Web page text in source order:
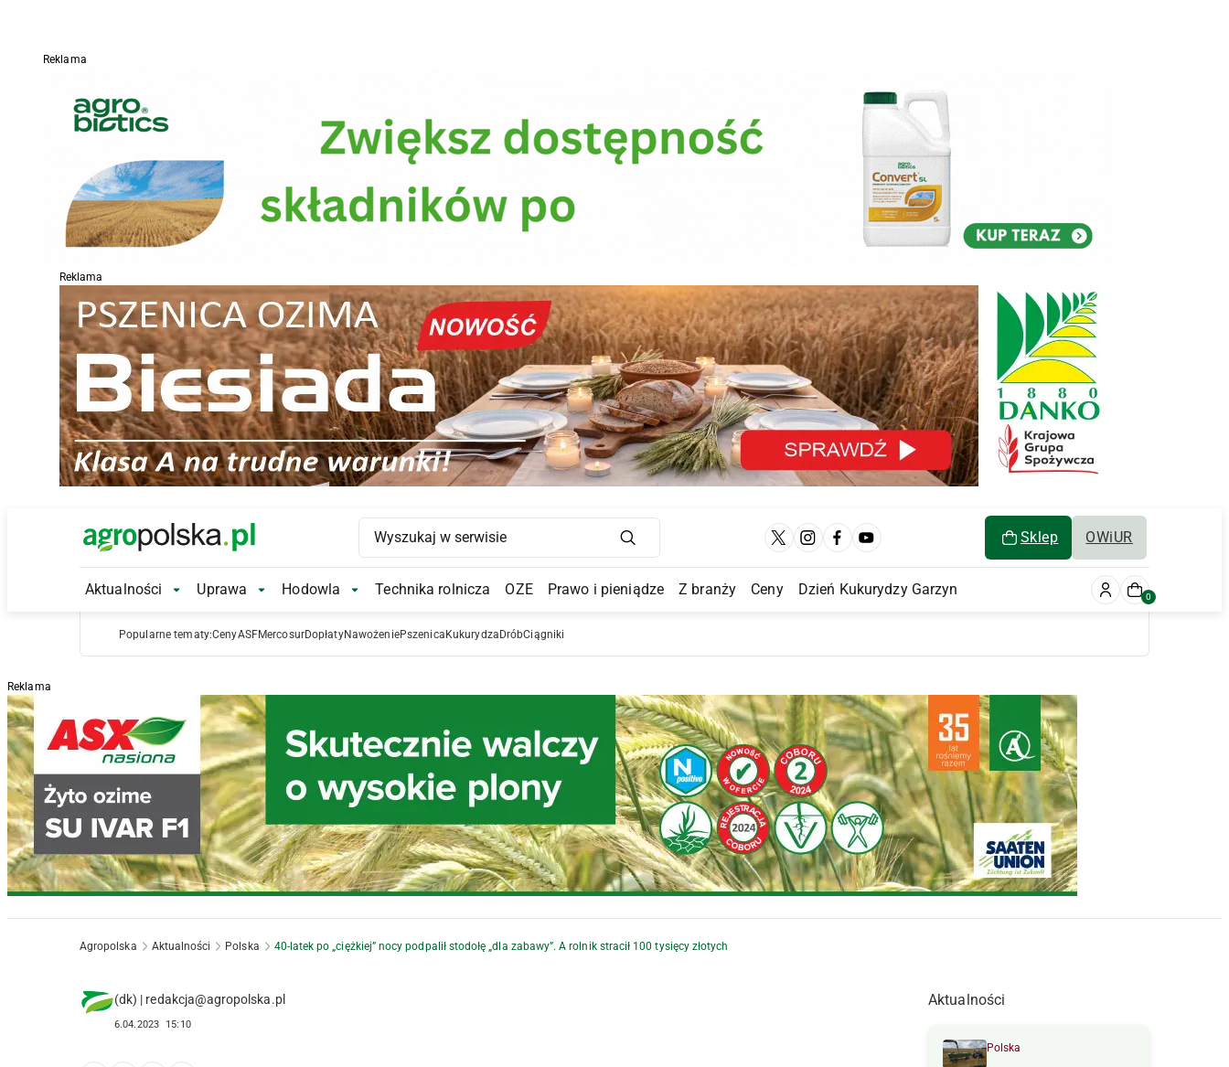
Reklama
Reklama
Main Logo Sklep OWiUR
Main Navigation
Aktualności Aktualności Submenu
Uprawa Uprawa Submenu
Hodowla Hodowla Submenu
Technika rolnicza OZE Prawo i pieniądze Z branży Ceny Dzień Kukurydzy Garzyn 0
Popularne tematy:CenyASFMercosurDopłatyNawożeniePszenica Kukurydza DróbCiągniki
Reklama
Agropolska Aktualności Polska 40-latek po „ciężkiej” nocy podpalił stodołę „dla zabawy”. A rolnik stracił 100 tysięcy złotych
(dk) | redakcja@agropolska.pl
6.04.2023 15:10
Aktualności
Polska